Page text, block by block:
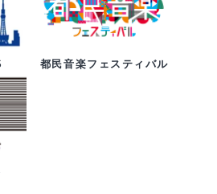
都民音楽フェスティバル